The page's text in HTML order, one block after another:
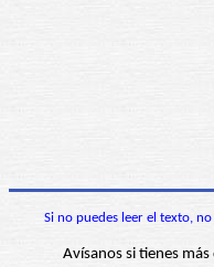
Si no puedes leer el texto,
Avísanos si tienes